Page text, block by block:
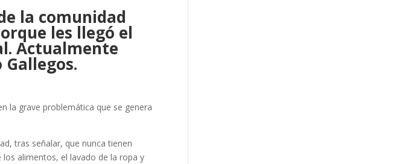
la comunidad
les llegó el
Actualmente
la grave problemática que se genera
tras señalar, que nunca tienen
alimentos, el lavado de la ropa y